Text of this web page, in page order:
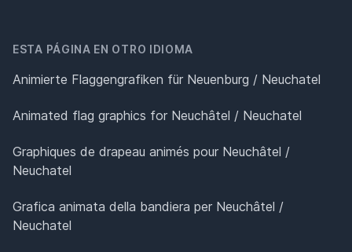
ESTA PÁGINA EN OTRO IDIOMA
Animierte Flaggengrafiken für Neuenburg / Neuchatel
Animated flag graphics for Neuchâtel / Neuchatel
Graphiques de drapeau animés pour Neuchâtel /
Neuchatel
Grafica animata della bandiera per Neuchâtel /
Neuchatel